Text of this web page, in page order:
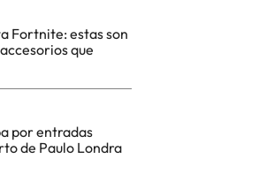
Fortnite: estas son
que
por entradas
de Paulo Londra